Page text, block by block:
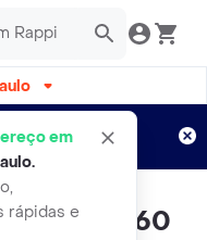
em
.
rápidas e
Aplicam T&C
Xarope 60